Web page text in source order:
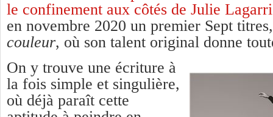
le confinement aux côtés de Julie
en novembre 2020 un premier Sept
couleur, où son talent original donne
On y trouve une écriture à
la fois simple et singulière,
où déjà paraît cette